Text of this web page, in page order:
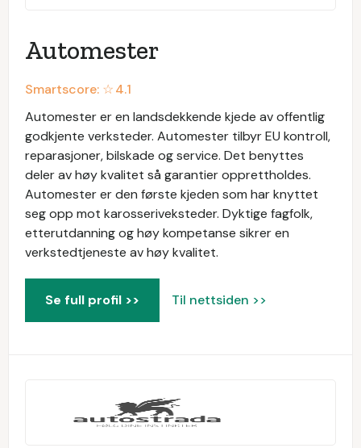
Automester
Smartscore: ☆4.1
Automester er en landsdekkende kjede av offentlig
godkjente verksteder. Automester tilbyr EU kontroll,
reparasjoner, bilskade og service. Det benyttes
deler av høy kvalitet så garantier opprettholdes.
Automester er den første kjeden som har knyttet
seg opp mot karosseriveksteder. Dyktige fagfolk,
etterutdanning og høy kompetanse sikrer en
verkstedtjeneste av høy kvalitet.
Se full profil >> Til nettsiden >>